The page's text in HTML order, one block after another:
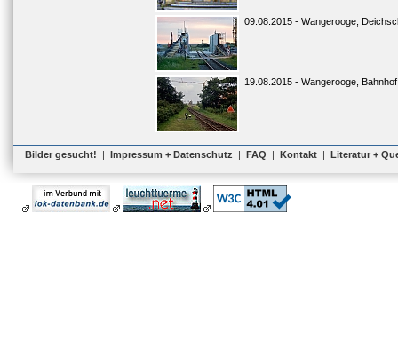
09.08.2015 - Wangerooge,
19.08.2015 - Wangerooge, Bahnhof
Bilder gesucht! | Impressum + Datenschutz | FAQ | Kontakt | Literatur +